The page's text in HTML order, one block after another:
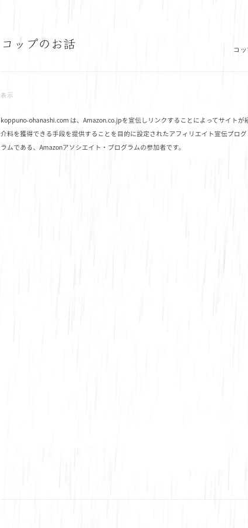
コ
表示
koppuno-ohanashi.com は、Amazon.co.jpを宣伝しリンクすることによってサイトが
介料を獲得できる手段を提供することを目的に設定されたアフィリエイト宣伝プログ
ラムである、Amazonアソシエイト・プログラムの参加者です。